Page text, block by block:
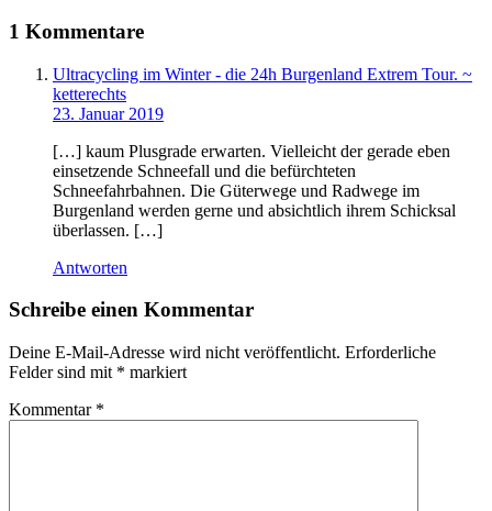
1 Kommentare
Ultracycling im Winter - die 24h Burgenland Extrem Tour. ~
ketterechts
23. Januar 2019
[…] kaum Plusgrade erwarten. Vielleicht der gerade eben
einsetzende Schneefall und die befürchteten
Schneefahrbahnen. Die Güterwege und Radwege im
Burgenland werden gerne und absichtlich ihrem Schicksal
überlassen. […]
Antworten
Schreibe einen Kommentar
Deine E-Mail-Adresse wird nicht veröffentlicht. Erforderliche
Felder sind mit * markiert
Kommentar *